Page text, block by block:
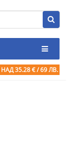
НАД 35.28 € / 69 ЛВ.